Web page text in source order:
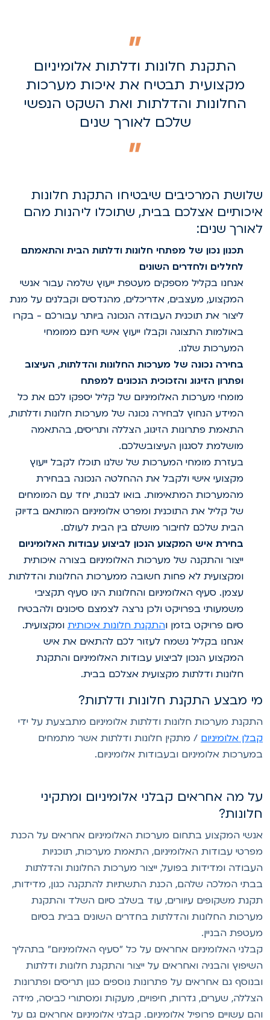
התקנת חלונות ודלתות אלומיניום
מקצועית תבטיח את איכות מערכות
החלונות והדלתות ואת השקט הנפשי
שלכם לאורך שנים
המרכיבים שיבטיחו התקנת חלונות
אצלכם בבית, שתוכלו ליהנות מהם
שנים:
תכנון נכון של מפתחי חלונות ודלתות הבית והתאמתם
לחללים ולחדרים השונים
אנחנו בקליל מספקים מעטפת ייעוץ שלמה עבור אנשי
המקצוע, מעצבים, אדריכלים, מהנדסים וקבלנים על מנת
ליצור את תוכנית העבודה הנכונה ביותר עבורכם - בקרו
באולמות התצוגה וקבלו ייעוץ אישי חינם ממומחי
המערכות שלנו.
בחירה נכונה של מערכות החלונות והדלתות, העיצוב
ופתרון הזיגוג והזכוכית הנכונים למפתח
מומחי מערכות האלומיניום של קליל יספקו לכם את כל
המידע הנחוץ לבחירה נכונה של מערכות חלונות ודלתות,
התאמת פתרונות הזיגוג, הצללה ותריסים, בהתאמה
מושלמת לסגנון העיצובשלכם.
בעזרת מומחי המערכות של שלנו תוכלו לקבל ייעוץ
מקצועי אישי ולקבל את ההחלטה הנכונה בבחירת
מהמערכות המתאימות. בואו לבנות, יחד עם המומחים
של קליל את התוכנית ומפרט אלומיניום המותאם בדיוק
הבית שלכם לחיבור מושלם בין הבית לעולם.
בחירת איש המקצוע הנכון לביצוע עבודות האלומיניום
ייצור והתקנה של מערכות האלומיניום בצורה איכותית
ומקצועית לא פחות חשובה ממערכות החלונות והדלתות
עצמן. סעיף האלומיניום והחלונות הינו סעיף תקציבי
משמעותי בפרויקט ולכן נרצה לצמצם סיכונים ולהבטיח
סיום פרויקט בזמן והתקנת חלונות איכותיתומקצועית.
אנחנו בקליל נשמח לעזור לכם להתאים את איש
המקצוע הנכון לביצוע עבודות האלומיניום והתקנת
חלונות ודלתות מקצועית אצלכם בבית.
מבצע התקנת חלונות ודלתות?
מערכות חלונות ודלתות אלומיניום מתבצעת על ידי
אלומיניום/ מתקין חלונות ודלתות אשר מתמחים
אלומיניום ובעבודות אלומיניום.
מה אחראים קבלני אלומיניום ומתקיני
המקצוע בתחום מערכות האלומיניום אחראים על הכנת
עבודות האלומיניום, התאמת מערכות, תוכניות
ומדידות בפועל, ייצור מערכות החלונות והדלתות
המלכה שלהם, הכנת התשתיות להתקנה כגון, מדידות,
משקופים עיוורים, עוד בשלב סיום השלד והתקנת
החלונות והדלתות בחדרים השונים בבית בסיום
הבניין.
האלומיניום אחראים על כל "סעיף האלומיניום" בתהליך
והבניה ואחראים על ייצור והתקנת חלונות ודלתות
גם אחראים על פתרונות נוספים כגון תריסים ופתרונות
שערים, גדרות, חיפויים, מעקות ומסתורי כביסה, מידה
עשויים פרופיל אלומיניום. קבלני אלומיניום אחראים גם על